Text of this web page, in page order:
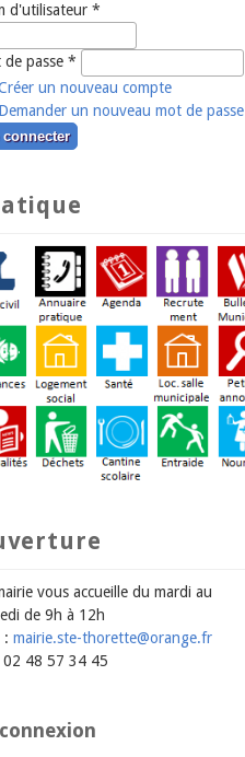
d'utilisateur *
de passe *
un nouveau compte
Demander un nouveau mot de passe
vous accueille du mardi au
de 9h à 12h
: mairie.ste-thorette@orange.fr
02 48 57 34 45